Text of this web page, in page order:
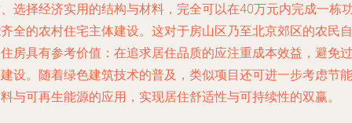
选择经济实用的结构与材料，完全可以在40万元内完成一栋
全的农村住宅主体建设。这对于房山区乃至北京郊区的农民自
房具有参考价值：在追求居住品质的应注重成本效益，避免过
设。随着绿色建筑技术的普及，类似项目还可进一步考虑节能
与可再生能源的应用，实现居住舒适性与可持续性的双赢。